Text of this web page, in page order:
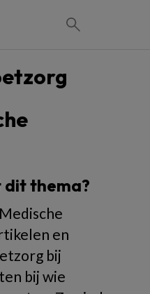
thema?
en
bij
bij wie